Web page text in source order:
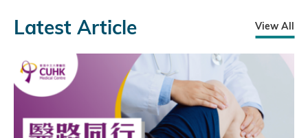
Latest Article View All